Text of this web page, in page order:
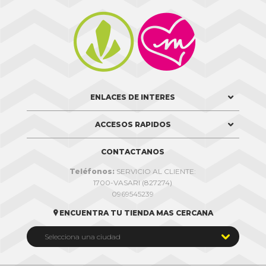

ENLACES DE INTERES
ACCESOS RAPIDOS
CONTACTANOS
Teléfonos: SERVICIO AL CLIENTE:
1700-VASARI (827274)
0969545239
 ENCUENTRA TU TIENDA MAS CERCANA
Selecciona una ciudad 